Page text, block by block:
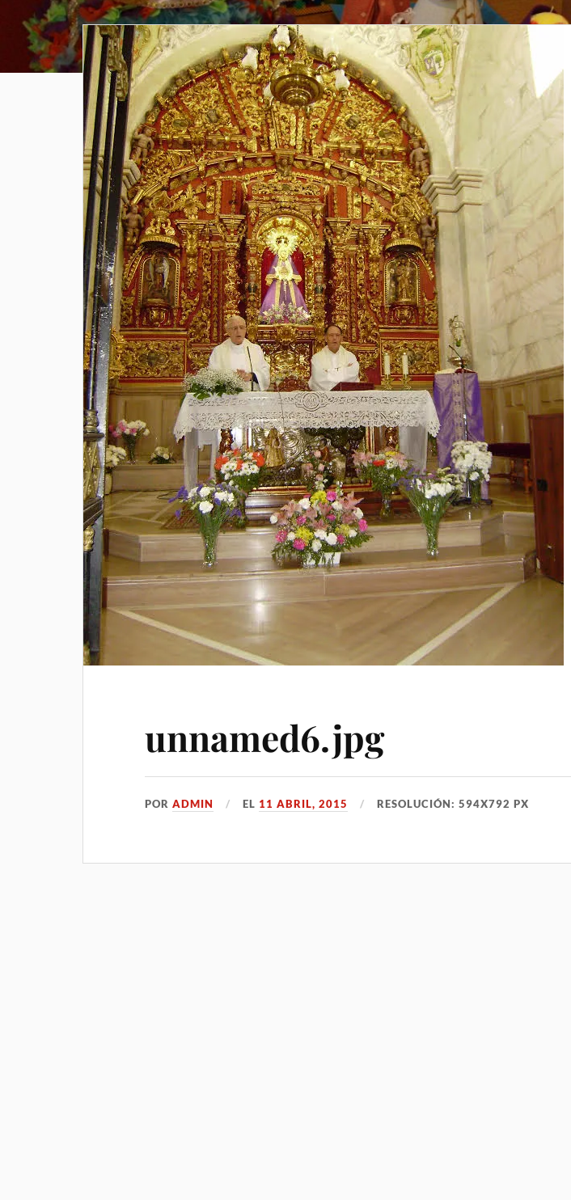
unnamed6.jpg
PORADMIN EL 11 ABRIL, 2015 RESOLUCIÓN: 594X792 PX